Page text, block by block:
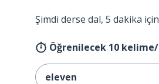
Şimdi derse dal, 5 dakika
Öğrenilecek 10
eleven